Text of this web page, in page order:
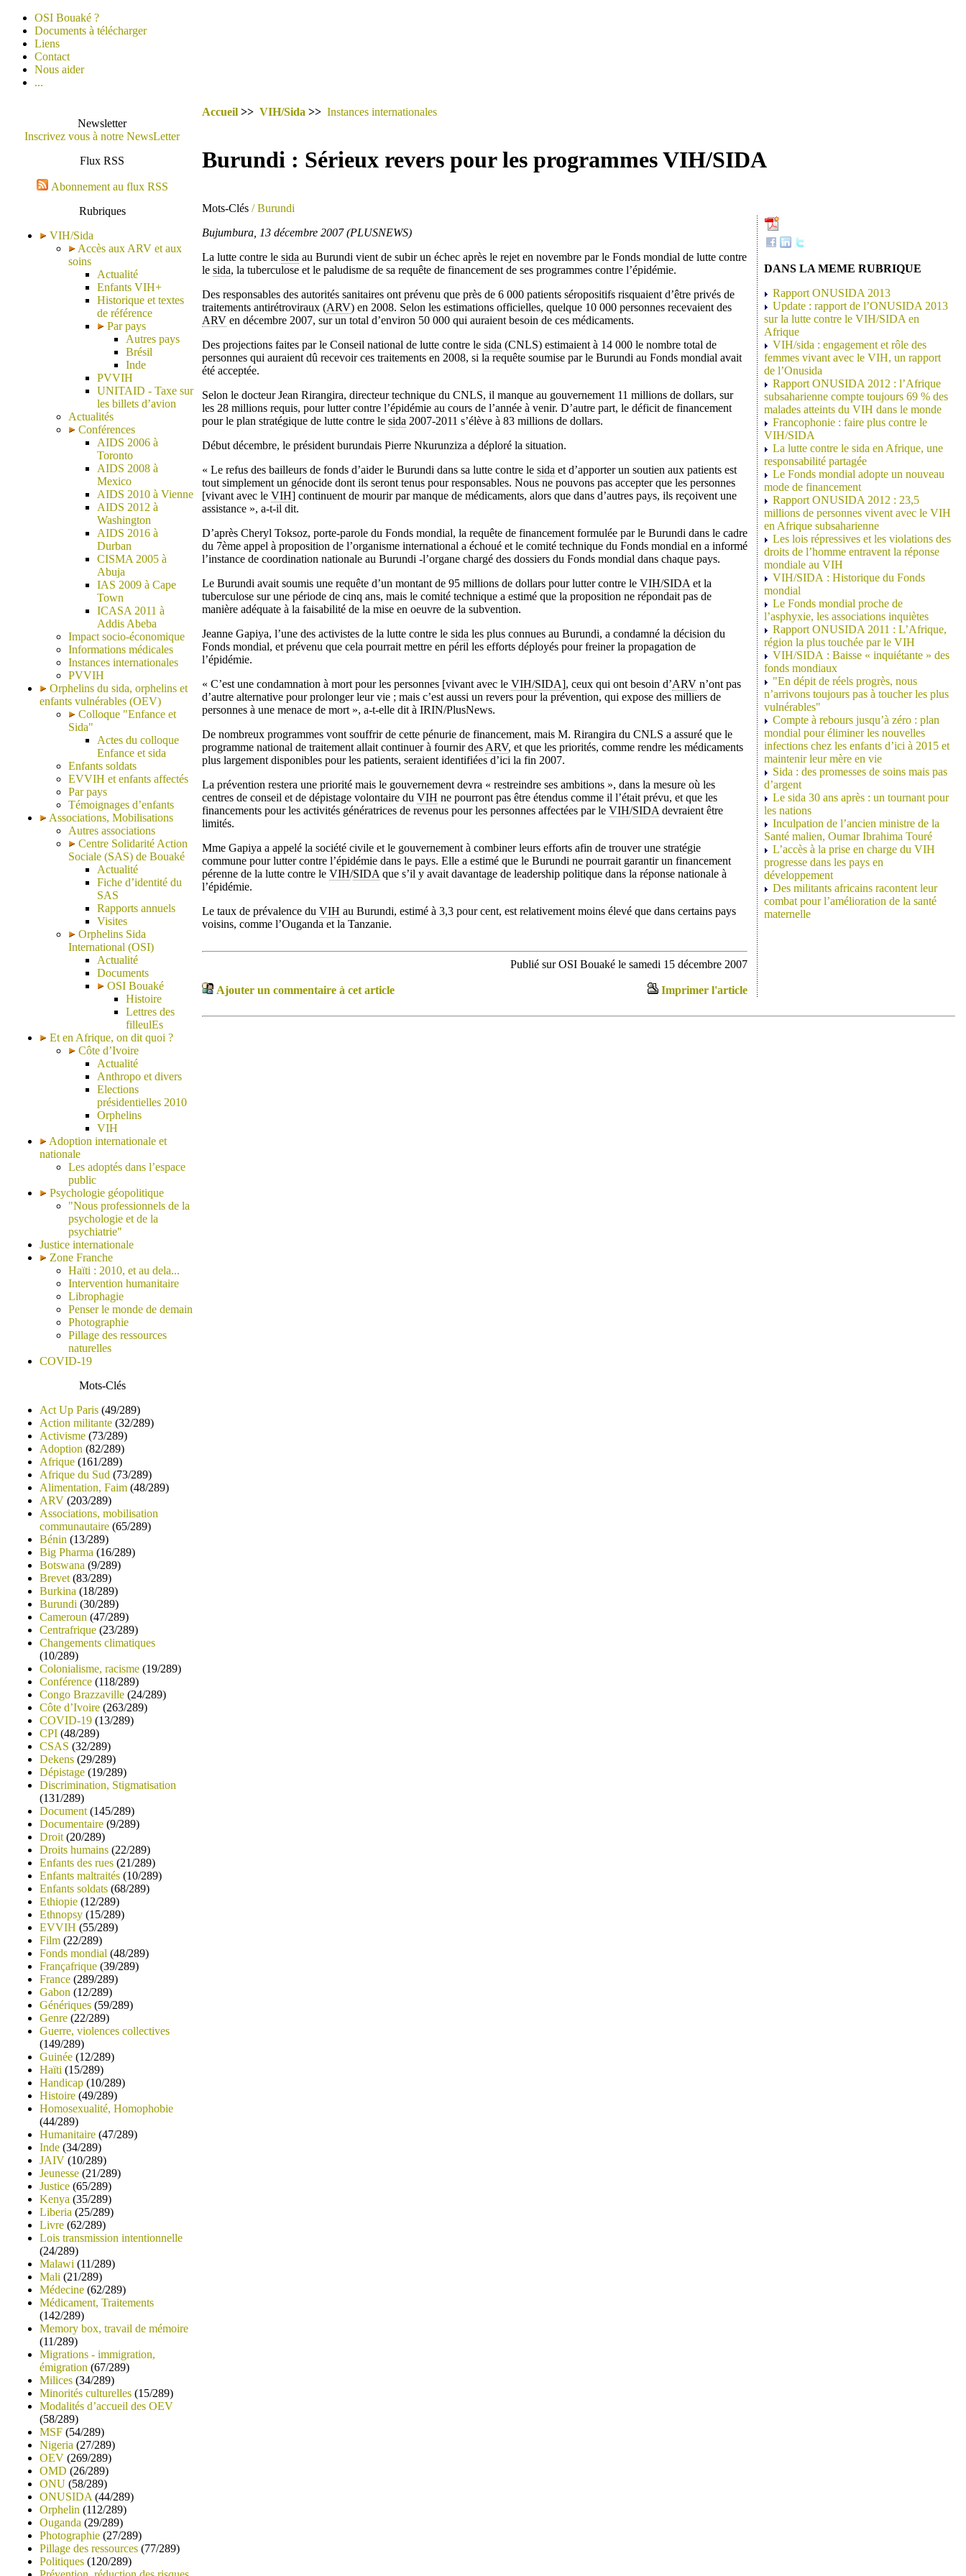
OSI Bouaké ?
Documents à télécharger
Liens
Contact
Nous aider
...
Newsletter
Inscrivez vous à notre NewsLetter
Flux RSS
Abonnement au flux RSS
Rubriques
VIH/Sida
Accès aux ARV et aux
soins
Actualité
Enfants VIH+
Historique et textes
de référence
Par pays
Autres pays
Brésil
Inde
PVVIH
UNITAID - Taxe sur
les billets d’avion
Actualités
Conférences
AIDS 2006 à
Toronto
AIDS 2008 à
Mexico
AIDS 2010 à Vienne
AIDS 2012 à
Washington
AIDS 2016 à
Durban
CISMA 2005 à
Abuja
IAS 2009 à Cape
Town
ICASA 2011 à
Addis Abeba
Impact socio-économique
Informations médicales
Instances internationales
PVVIH
Orphelins du sida, orphelins et
enfants vulnérables (OEV)
Colloque "Enfance et
Sida"
Actes du colloque
Enfance et sida
Enfants soldats
EVVIH et enfants affectés
Par pays
Témoignages d’enfants
Associations, Mobilisations
Autres associations
Centre Solidarité Action
Sociale (SAS) de Bouaké
Actualité
Fiche d’identité du
SAS
Rapports annuels
Visites
Orphelins Sida
International (OSI)
Actualité
Documents
OSI Bouaké
Histoire
Lettres des
filleulEs
Et en Afrique, on dit quoi ?
Côte d’Ivoire
Actualité
Anthropo et divers
Elections
présidentielles 2010
Orphelins
VIH
Adoption internationale et
nationale
Les adoptés dans l’espace
public
Psychologie géopolitique
"Nous professionnels de la
psychologie et de la
psychiatrie"
Justice internationale
Zone Franche
Haïti : 2010, et au dela...
Intervention humanitaire
Librophagie
Penser le monde de demain
Photographie
Pillage des ressources
naturelles
COVID-19
Mots-Clés
Act Up Paris (49/289)
Action militante (32/289)
Activisme (73/289)
Adoption (82/289)
Afrique (161/289)
Afrique du Sud (73/289)
Alimentation, Faim (48/289)
ARV (203/289)
Associations, mobilisation
communautaire (65/289)
Bénin (13/289)
Big Pharma (16/289)
Botswana (9/289)
Brevet (83/289)
Burkina (18/289)
Burundi (30/289)
Cameroun (47/289)
Centrafrique (23/289)
Changements climatiques
(10/289)
Colonialisme, racisme (19/289)
Conférence (118/289)
Congo Brazzaville (24/289)
Côte d’Ivoire (263/289)
COVID-19 (13/289)
CPI (48/289)
CSAS (32/289)
Dekens (29/289)
Dépistage (19/289)
Discrimination, Stigmatisation
(131/289)
Document (145/289)
Documentaire (9/289)
Droit (20/289)
Droits humains (22/289)
Enfants des rues (21/289)
Enfants maltraités (10/289)
Enfants soldats (68/289)
Ethiopie (12/289)
Ethnopsy (15/289)
EVVIH (55/289)
Film (22/289)
Fonds mondial (48/289)
Françafrique (39/289)
France (289/289)
Gabon (12/289)
Génériques (59/289)
Genre (22/289)
Guerre, violences collectives
(149/289)
Guinée (12/289)
Haïti (15/289)
Handicap (10/289)
Histoire (49/289)
Homosexualité, Homophobie
(44/289)
Humanitaire (47/289)
Inde (34/289)
JAIV (10/289)
Jeunesse (21/289)
Justice (65/289)
Kenya (35/289)
Liberia (25/289)
Livre (62/289)
Lois transmission intentionnelle
(24/289)
Malawi (11/289)
Mali (21/289)
Médecine (62/289)
Médicament, Traitements
(142/289)
Memory box, travail de mémoire
(11/289)
Migrations - immigration,
émigration (67/289)
Milices (34/289)
Minorités culturelles (15/289)
Modalités d’accueil des OEV
(58/289)
MSF (54/289)
Nigeria (27/289)
OEV (269/289)
OMD (26/289)
ONU (58/289)
ONUSIDA (44/289)
Orphelin (112/289)
Ouganda (29/289)
Photographie (27/289)
Pillage des ressources (77/289)
Politiques (120/289)
Accueil >> VIH/Sida >> Instances internationales
Burundi : Sérieux revers pour les programmes VIH/SIDA
Mots-Clés / Burundi
Bujumbura, 13 décembre 2007 (PLUSNEWS)
La lutte contre le sida au Burundi vient de subir un échec après le rejet en novembre par le Fonds mondial de lutte contre
le sida, la tuberculose et le paludisme de sa requête de financement de ses programmes contre l’épidémie.
Des responsables des autorités sanitaires ont prévenu que près de 6 000 patients séropositifs risquaient d’être privés de
traitements antirétroviraux (ARV) en 2008. Selon les estimations officielles, quelque 10 000 personnes recevaient des
ARV en décembre 2007, sur un total d’environ 50 000 qui auraient besoin de ces médicaments.
Des projections faites par le Conseil national de lutte contre le sida (CNLS) estimaient à 14 000 le nombre total de
personnes qui auraient dû recevoir ces traitements en 2008, si la requête soumise par le Burundi au Fonds mondial avait
été acceptée.
Selon le docteur Jean Rirangira, directeur technique du CNLS, il manque au gouvernement 11 millions de dollars, sur
les 28 millions requis, pour lutter contre l’épidémie au cours de l’année à venir. D’autre part, le déficit de financement
pour le plan stratégique de lutte contre le sida 2007-2011 s’élève à 83 millions de dollars.
Début décembre, le président burundais Pierre Nkurunziza a déploré la situation.
« Le refus des bailleurs de fonds d’aider le Burundi dans sa lutte contre le sida et d’apporter un soutien aux patients est
tout simplement un génocide dont ils seront tenus pour responsables. Nous ne pouvons pas accepter que les personnes
[vivant avec le VIH] continuent de mourir par manque de médicaments, alors que dans d’autres pays, ils reçoivent une
assistance », a-t-il dit.
D’après Cheryl Toksoz, porte-parole du Fonds mondial, la requête de financement formulée par le Burundi dans le cadre
du 7ème appel à proposition de l’organisme international a échoué et le comité technique du Fonds mondial en a informé
l’instance de coordination nationale au Burundi -l’organe chargé des dossiers du Fonds mondial dans chaque pays.
Le Burundi avait soumis une requête d’un montant de 95 millions de dollars pour lutter contre le VIH/SIDA et la
tuberculose sur une période de cinq ans, mais le comité technique a estimé que la proposition ne répondait pas de
manière adéquate à la faisabilité de la mise en oeuvre de la subvention.
Jeanne Gapiya, l’une des activistes de la lutte contre le sida les plus connues au Burundi, a condamné la décision du
Fonds mondial, et prévenu que cela pourrait mettre en péril les efforts déployés pour freiner la propagation de
l’épidémie.
« C’est une condamnation à mort pour les personnes [vivant avec le VIH/SIDA], ceux qui ont besoin d’ARV n’ont pas
d’autre alternative pour prolonger leur vie ; mais c’est aussi un revers pour la prévention, qui expose des milliers de
personnes à une menace de mort », a-t-elle dit à IRIN/PlusNews.
De nombreux programmes vont souffrir de cette pénurie de financement, mais M. Rirangira du CNLS a assuré que le
programme national de traitement allait continuer à fournir des ARV, et que les priorités, comme rendre les médicaments
plus largement disponibles pour les patients, seraient identifiées d’ici la fin 2007.
La prévention restera une priorité mais le gouvernement devra « restreindre ses ambitions », dans la mesure où les
centres de conseil et de dépistage volontaire du VIH ne pourront pas être étendus comme il l’était prévu, et que les
financements pour les activités génératrices de revenus pour les personnes affectées par le VIH/SIDA devraient être
limités.
Mme Gapiya a appelé la société civile et le gouvernement à combiner leurs efforts afin de trouver une stratégie
commune pour lutter contre l’épidémie dans le pays. Elle a estimé que le Burundi ne pourrait garantir un financement
pérenne de la lutte contre le VIH/SIDA que s’il y avait davantage de leadership politique dans la réponse nationale à
l’épidémie.
Le taux de prévalence du VIH au Burundi, estimé à 3,3 pour cent, est relativement moins élevé que dans certains pays
voisins, comme l’Ouganda et la Tanzanie.
Publié sur OSI Bouaké le samedi 15 décembre 2007
Ajouter un commentaire à cet article Imprimer l'article
DANS LA MEME RUBRIQUE
Rapport ONUSIDA 2013
Update : rapport de l’ONUSIDA 2013
sur la lutte contre le VIH/SIDA en
Afrique
VIH/sida : engagement et rôle des
femmes vivant avec le VIH, un rapport
de l’Onusida
Rapport ONUSIDA 2012 : l’Afrique
subsaharienne compte toujours 69 % des
malades atteints du VIH dans le monde
Francophonie : faire plus contre le
VIH/SIDA
La lutte contre le sida en Afrique, une
responsabilité partagée
Le Fonds mondial adopte un nouveau
mode de financement
Rapport ONUSIDA 2012 : 23,5
millions de personnes vivent avec le VIH
en Afrique subsaharienne
Les lois répressives et les violations des
droits de l’homme entravent la réponse
mondiale au VIH
VIH/SIDA : Historique du Fonds
mondial
Le Fonds mondial proche de
l’asphyxie, les associations inquiètes
Rapport ONUSIDA 2011 : L’Afrique,
région la plus touchée par le VIH
VIH/SIDA : Baisse « inquiétante » des
fonds mondiaux
"En dépit de réels progrès, nous
n’arrivons toujours pas à toucher les plus
vulnérables"
Compte à rebours jusqu’à zéro : plan
mondial pour éliminer les nouvelles
infections chez les enfants d’ici à 2015 et
maintenir leur mère en vie
Sida : des promesses de soins mais pas
d’argent
Le sida 30 ans après : un tournant pour
les nations
Inculpation de l’ancien ministre de la
Santé malien, Oumar Ibrahima Touré
L’accès à la prise en charge du VIH
progresse dans les pays en
développement
Des militants africains racontent leur
combat pour l’amélioration de la santé
maternelle